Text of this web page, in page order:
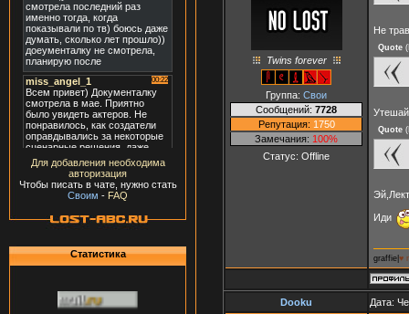
Для добавления необходима
авторизация
Чтобы писать в чате, нужно стать
Своим - FAQ
Статистика
Twins forever
Группа: Свои
Сообщений: 7728
Репутация: 1750
Замечания: 100%
Статус: Offline
Не
Quote (
Quote (
Иди
graffie| ♥
Dooku Дата: